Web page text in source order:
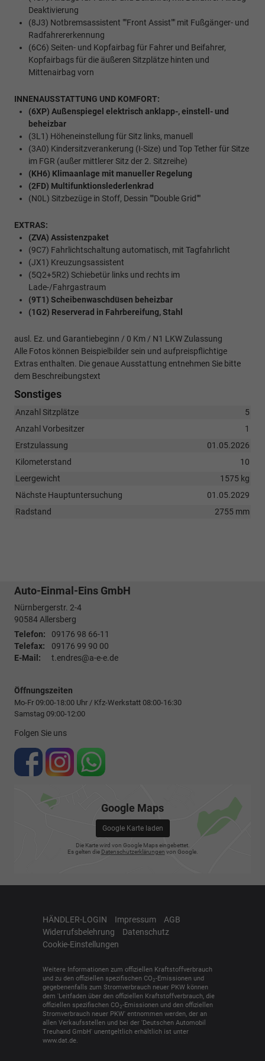
Deaktivierung
(8J3) Notbremsassistent ""Front Assist"" mit Fußgänger- und
Radfahrererkennung
(6C6) Seiten- und Kopfairbag für Fahrer und Beifahrer,
Kopfairbags für die äußeren Sitzplätze hinten und
Mittenairbag vorn
INNENAUSSTATTUNG UND KOMFORT:
(6XP) Außenspiegel elektrisch anklapp-, einstell- und
beheizbar
(3L1) Höheneinstellung für Sitz links, manuell
(3A0) Kindersitzverankerung (I-Size) und Top Tether für Sitze
im FGR (außer mittlerer Sitz der 2. Sitzreihe)
(KH6) Klimaanlage mit manueller Regelung
(2FD) Multifunktionslederlenkrad
(N0L) Sitzbezüge in Stoff, Dessin ""Double Grid""
EXTRAS:
(ZVA) Assistenzpaket
(9C7) Fahrlichtschaltung automatisch, mit Tagfahrlicht
(JX1) Kreuzungsassistent
(5Q2+5R2) Schiebetür links und rechts im
Lade-/Fahrgastraum
(9T1) Scheibenwaschdüsen beheizbar
(1G2) Reserverad in Fahrbereifung, Stahl
ausl. Ez. und Garantiebeginn / 0 Km / N1 LKW Zulassung
Alle Fotos können Beispielbilder sein und aufpreispflichtige
Extras enthalten. Die genaue Ausstattung entnehmen Sie bitte
dem Beschreibungstext
Sonstiges
Anzahl Sitzplätze
5
Anzahl Vorbesitzer
1
Erstzulassung
01.05.2026
Kilometerstand
10
Leergewicht
1575 kg
Nächste Hauptuntersuchung
01.05.2029
Radstand
2755 mm
Auto-Einmal-Eins GmbH
Nürnbergerstr. 2-4
90584Allersberg
Telefon:
09176 98 66-11
Telefax:
09176 99 90 00
E-Mail:
t.endres@a-e-e.de
Öffnungszeiten
Mo-Fr 09:00-18:00 Uhr / Kfz-Werkstatt 08:00-16:30
Samstag 09:00-12:00
Folgen Sie uns
Google Maps
Google Karte laden
Die Karte wird von Google Maps eingebettet.
Es gelten die Datenschutzerklärungen von Google.
HÄNDLER-LOGIN Impressum
AGB
Widerrufsbelehrung
Datenschutz
Cookie-Einstellungen
Weitere Informationen zum offiziellen Kraftstoffverbrauch
und zu den offiziellen spezifischen CO2-Emissionen und
gegebenenfalls zum Stromverbrauch neuer PKW können
dem 'Leitfaden über den offiziellen Kraftstoffverbrauch, die
offiziellen spezifischen CO2-Emissionen und den offiziellen
Stromverbrauch neuer PKW' entnommen werden, der an
allen Verkaufsstellen und bei der 'Deutschen Automobil
Treuhand GmbH' unentgeltlich erhältlich ist unter
www.dat.de.